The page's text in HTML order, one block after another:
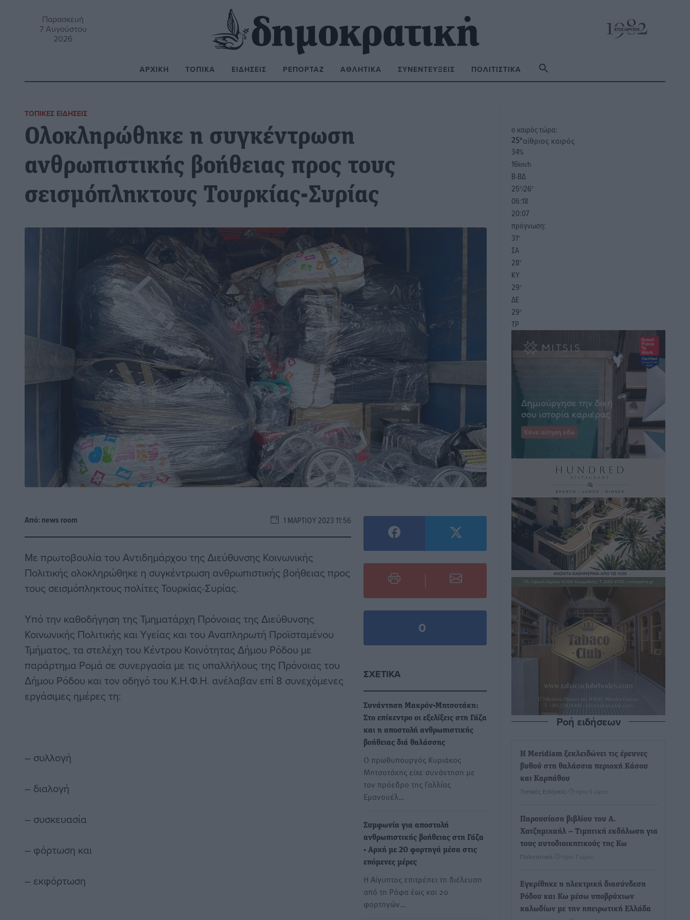
Παρασκευή
7 Αυγούστου
2026
ΑΡΧΙΚΉ ΤΟΠΙΚΆ ΕΙΔΉΣΕΙΣ ΡΕΠΟΡΤΆΖ ΑΘΛΗΤΙΚΆ ΣΥΝΕΝΤΕΎΞΕΙΣ ΠΟΛΙΤΙΣΤΙΚΆ
ΤΟΠΙΚΈΣ ΕΙΔΉΣΕΙΣ
Ολοκληρώθηκε η συγκέντρωση
ανθρωπιστικής βοήθειας προς τους
σεισμόπληκτους Τουρκίας-Συρίας
Από: news room 1 ΜΑΡΤΊΟΥ 2023 11:56
Με πρωτοβουλία του Αντιδημάρχου της Διεύθυνσης Κοινωνικής
Πολιτικής ολοκληρώθηκε η συγκέντρωση ανθρωπιστικής βοήθειας προς
τους σεισμόπληκτους πολίτες Τουρκίας-Συρίας.
Υπό την καθοδήγηση της Τμηματάρχη Πρόνοιας της Διεύθυνσης
Κοινωνικής Πολιτικής και Υγείας και του Αναπληρωτή Προϊσταμένου
Τμήματος, τα στελέχη του Κέντρου Κοινότητας Δήμου Ρόδου με
παράρτημα Ρομά σε συνεργασία με τις υπαλλήλους της Πρόνοιας του
Δήμου Ρόδου και τον οδηγό του Κ.Η.Φ.Η. ανέλαβαν επί 8 συνεχόμενες
εργάσιμες ημέρες τη:
– συλλογή
– διαλογή
– συσκευασία
– φόρτωση και
– εκφόρτωση
0
ΣΧΕΤΙΚΆ
Συνάντηση Μακρόν-Μητσοτάκη:
Στο επίκεντρο οι εξελίξεις στη Γάζα
και η αποστολή ανθρωπιστικής
βοήθειας διά θαλάσσης
Ο πρωθυπουργός Κυριάκος
Μητσοτάκης είχε συνάντηση με
τον πρόεδρο της Γαλλίας
Εμανουέλ…
Συμφωνία για αποστολή
ανθρωπιστικής βοήθειας στη Γάζα
- Αρχή με 20 φορτηγά μέσα στις
επόμενες μέρες
Η Αίγυπτος επιτρέπει τη διέλευση
από τη Ράφα έως και 20
φορτηγών…
o καιρός τώρα:
25°αίθριος καιρός
34%
16km/h
Β-ΒΔ
25°/26°
06:18
20:07
πρόγνωση:
31°
ΣΑ
28°
ΚΥ
29°
ΔΕ
29°
ΤΡ
Ροή ειδήσεων
Η Meridiam ξεκλειδώνει τις έρευνες
βυθού στη θαλάσσια περιοχή Κάσου
και Καρπάθου
Τοπικές Ειδήσεις πριν 5 ώρες
Παρουσίαση βιβλίου του Α.
Χατζημιχαήλ – Τιμητική εκδήλωση για
τους αυτοδιοικητικούς της Κω
Πολιτιστικά πριν 7 ώρες
Εγκρίθηκε η ηλεκτρική διασύνδεση
Ρόδου και Κω μέσω υποβρύχιων
καλωδίων με την ηπειρωτική Ελλάδα